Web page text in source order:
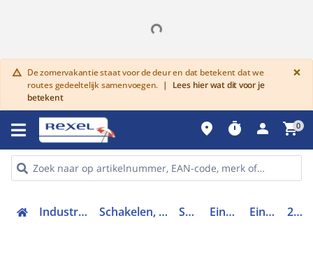
warning De zomervakantie staat voor de deur en dat betekent dat we
routes gedeeltelijk samenvoegen. |
Lees hier wat dit voor je
betekent
×
place timer person shopping_cart0
Industriele componenten Schakelen, bedienen en signaleren Schakelaars Eindschakelaars Eindschakelaar 266114